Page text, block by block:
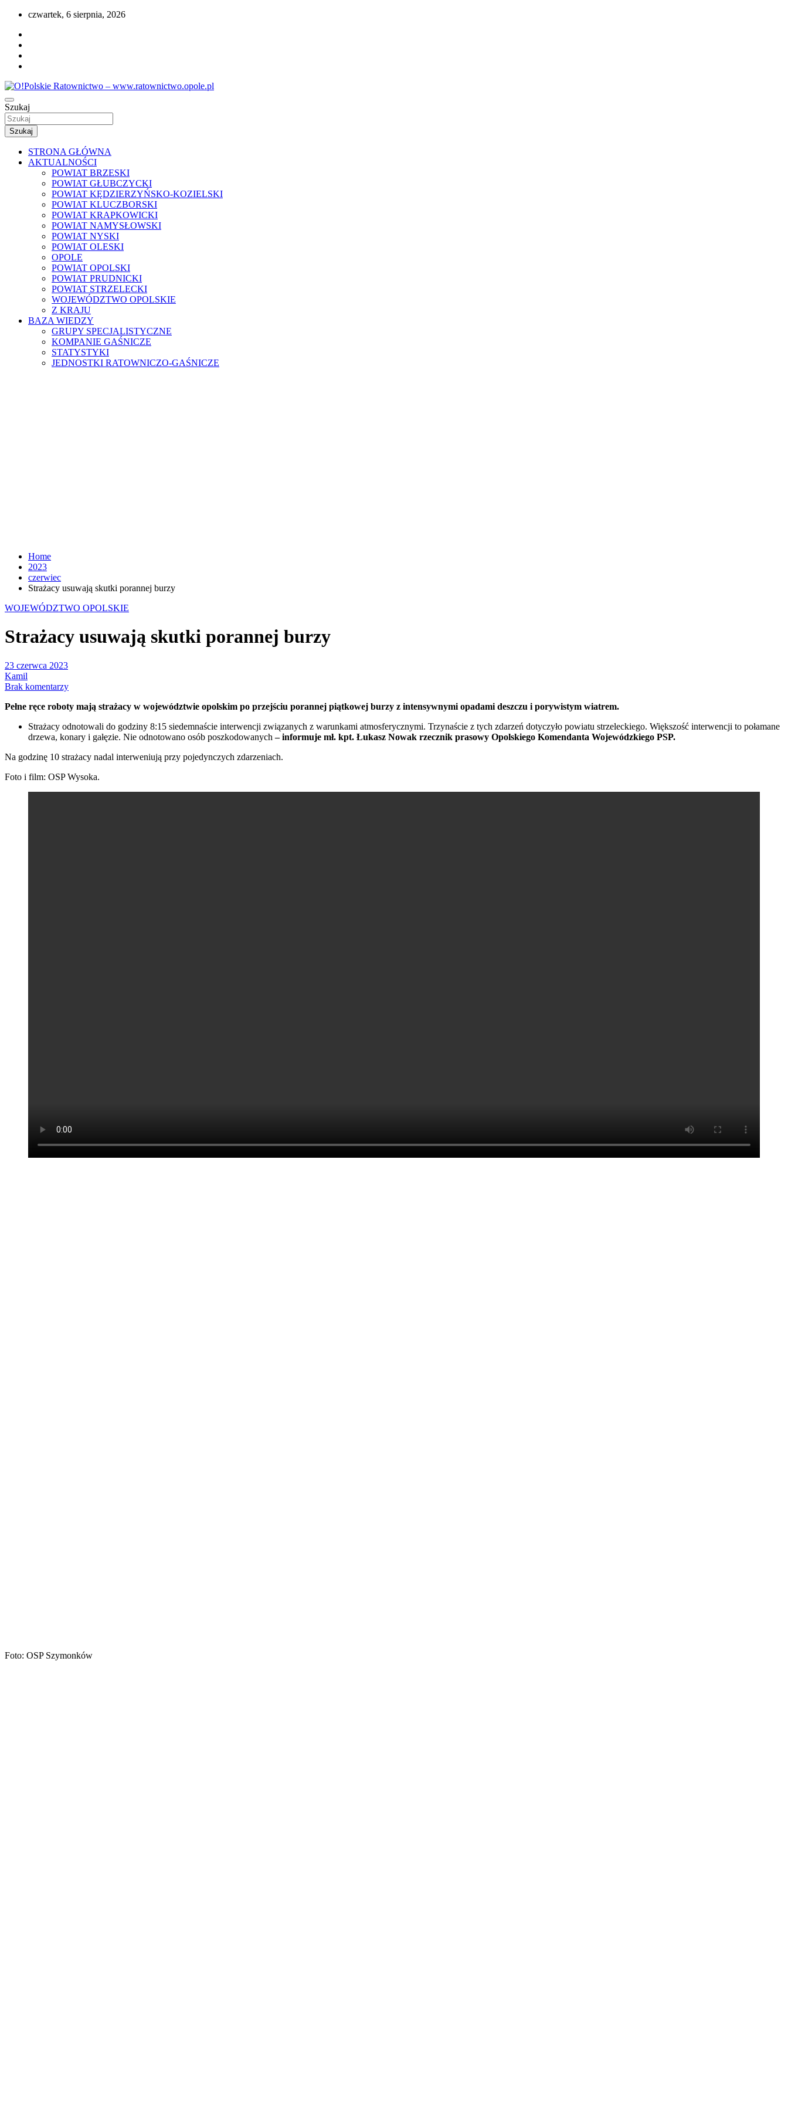
Przejdź
treści
czwartek, 6 sierpnia, 2026
O!Polskie Ratownictwo – www.ratownictwo.opole.pl
Portal opolskiego i polskiego ratownictwa.
Szukaj
Szukaj
STRONA GŁÓWNA
AKTUALNOŚCI
POWIAT BRZESKI
POWIAT GŁUBCZYCKI
POWIAT KĘDZIERZYŃSKO-KOZIELSKI
POWIAT KLUCZBORSKI
POWIAT KRAPKOWICKI
POWIAT NAMYSŁOWSKI
POWIAT NYSKI
POWIAT OLESKI
OPOLE
POWIAT OPOLSKI
POWIAT PRUDNICKI
POWIAT STRZELECKI
WOJEWÓDZTWO OPOLSKIE
Z KRAJU
BAZA WIEDZY
GRUPY SPECJALISTYCZNE
KOMPANIE GAŚNICZE
STATYSTYKI
JEDNOSTKI RATOWNICZO-GAŚNICZE
Home
2023
czerwiec
Strażacy usuwają skutki porannej burzy
WOJEWÓDZTWO OPOLSKIE
Strażacy usuwają skutki porannej burzy
23 czerwca 2023
Kamil
Brak komentarzy
Pełne ręce roboty mają strażacy w województwie opolskim po przejściu porannej piątkowej burzy z intensywnymi opadami deszczu i porywistym wiatrem.
Strażacy odnotowali do godziny 8:15 siedemnaście interwencji związanych z warunkami atmosferycznymi. Trzynaście z tych zdarzeń dotyczyło powiatu strzeleckiego. Większość interwencji to połamane
drzewa, konary i gałęzie. Nie odnotowano osób poszkodowanych – informuje mł. kpt. Łukasz Nowak rzecznik prasowy Opolskiego Komendanta Wojewódzkiego PSP.
Na godzinę 10 strażacy nadal interweniują przy pojedynczych zdarzeniach.
Foto i film: OSP Wysoka.
Foto: OSP Szymonków